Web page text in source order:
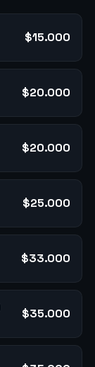
$15.000
$20.000
$20.000
$25.000
$33.000
$35.000